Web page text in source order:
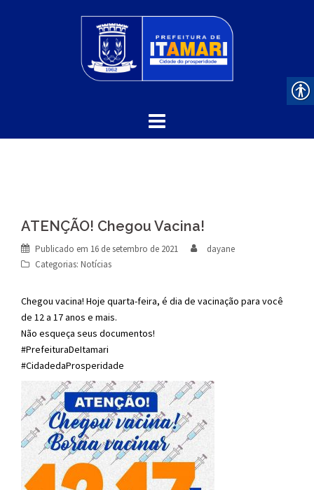
ATENÇÃO! Chegou Vacina!
Publicado em 16 de setembro de 2021
dayane
Categorias: Notícias
Chegou vacina! Hoje quarta-feira, é dia de vacinação para você
de 12 a 17 anos e mais.
Não esqueça seus documentos!
#PrefeituraDeItamari
#CidadedaProsperidade